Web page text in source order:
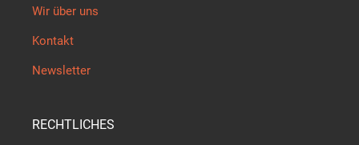
Wir über uns
Kontakt
Newsletter
RECHTLICHES